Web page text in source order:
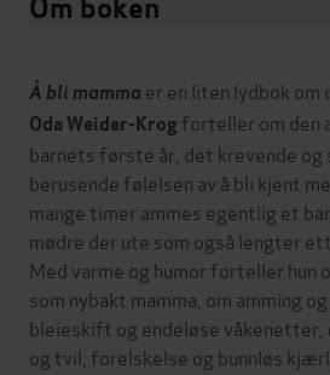
Om boken
Å bli mamma er en liten lydbok om
Oda Weider-Krog forteller om den
barnets første år, det krevende og
berusende følelsen av å bli kjent
mange timer ammes egentlig et
mødre der ute som også lengter
Med varme og humor forteller hun
som nybakt mamma, om amming
bleieskift og endeløse våkenetter,
og tvil, forelskelse og bunnløs